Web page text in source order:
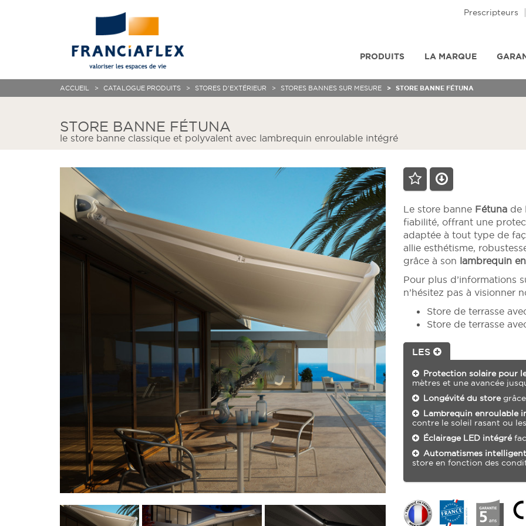
PRODUITS LA MARQUE
Prescripteurs
ACCUEIL CATALOGUE PRODUITS STORES D'EXTÉRIEUR STORES BANNES SUR MESURE STORE BANNE FÉTUNA
STORE BANNE FÉTUNA
le store banne classique et polyvalent avec lambrequin enroulable intégré
Le store banne Fétuna de
fiabilité, offrant une
adaptée à tout type de
allie esthétisme,
grâce à son lambrequin
Pour plus d’informations
n’hésitez pas à visionner
Store de terrasse
Store de terrasse
LES
Protection solaire pour
mètres et une avancée
Longévité du store
Lambrequin enroulable
contre le soleil rasant ou
Éclairage LED intégré
Automatismes
store en fonction des